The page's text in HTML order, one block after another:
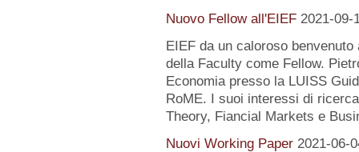
Nuovo Fellow all'EIEF 2021-09-
EIEF da un caloroso
della Faculty come Fellow.
Economia presso la LUISS
RoME. I suoi interessi di
Theory, Fiancial Markets e
Nuovi Working Paper 2021-06-